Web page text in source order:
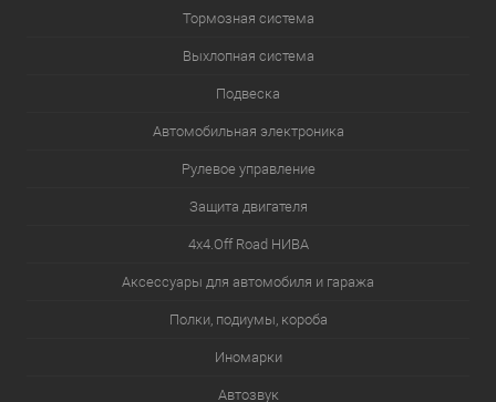
Тормозная система
Выхлопная система
Подвеска
Автомобильная электроника
Рулевое управление
Защита двигателя
4х4.Off Road НИВА
Аксессуары для автомобиля и гаража
Полки, подиумы, короба
Иномарки
Автозвук